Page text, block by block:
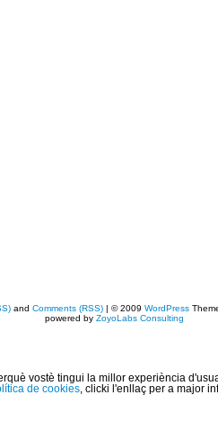
andComments (RSS) | © 2009WordPress
powered byZoyoLabs Consulting
vostè tingui la millor experiència
de cookies , clicki l'enllaç per a major